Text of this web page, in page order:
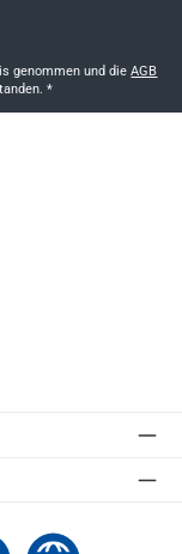
genommen und dieAGB
*